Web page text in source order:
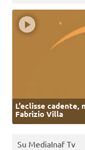
L’eclisse
Fabrizio Villa
Su MediaInaf Tv